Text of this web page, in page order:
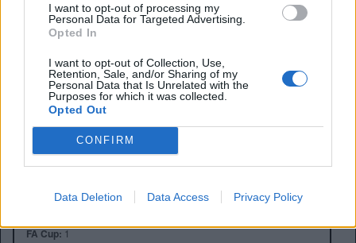
I want to opt-out of processing my
Personal Data for Targeted Advertising.
Opted In
I want to opt-out of Collection, Use,
Retention, Sale, and/or Sharing of my
Personal Data that Is Unrelated with the
Purposes for which it was collected.
Opted Out
CONFIRM
Data Deletion Data Access Privacy Policy
Anno di Fondazione:1882
Turf Moore (21.945)
Burnley
Presidente:Alan Pace
ALBO D'ORO
FA Cup:1